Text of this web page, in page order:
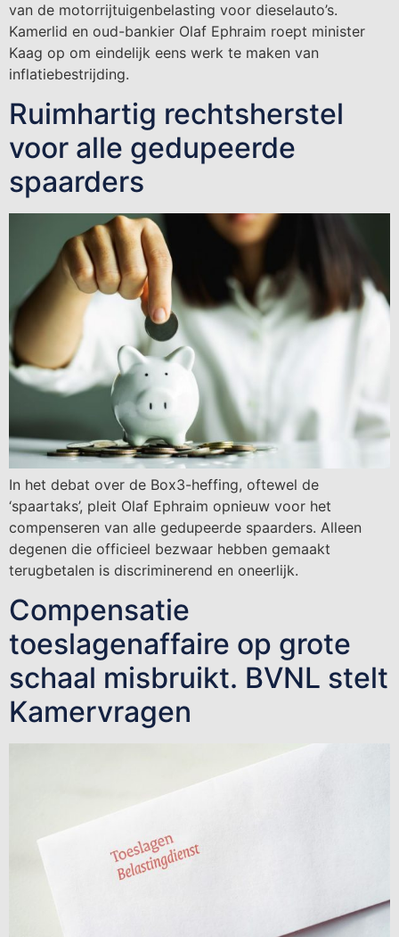
van de motorrijtuigenbelasting voor dieselauto’s.
Kamerlid en oud-bankier Olaf Ephraim roept minister
Kaag op om eindelijk eens werk te maken van
inflatiebestrijding.
Ruimhartig rechtsherstel
voor alle gedupeerde
spaarders
In het debat over de Box3-heffing, oftewel de
‘spaartaks’, pleit Olaf Ephraim opnieuw voor het
compenseren van alle gedupeerde spaarders. Alleen
degenen die officieel bezwaar hebben gemaakt
terugbetalen is discriminerend en oneerlijk.
Compensatie
toeslagenaffaire op grote
schaal misbruikt. BVNL stelt
Kamervragen